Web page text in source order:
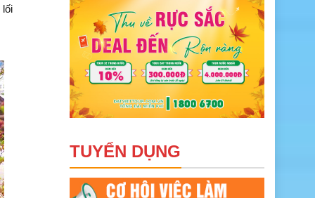
lối
TUYỂN DỤNG